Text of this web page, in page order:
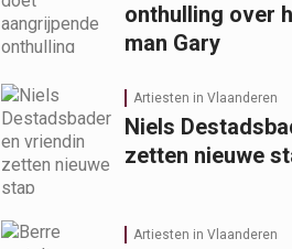
onthulling over
man Gary
Artiesten in Vlaanderen
Niels
zetten nieuwe
Artiesten in Vlaanderen